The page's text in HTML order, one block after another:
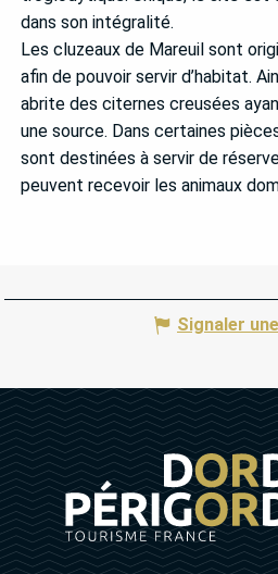
dans son intégralité.
Les cluzeaux de Mareuil sont
afin de pouvoir servir d’habitat.
abrite des citernes creusées
une source. Dans certaines
sont destinées à servir de
peuvent recevoir les animaux
Signaler